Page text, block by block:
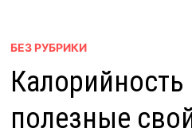
БЕЗ РУБРИКИ
Калорийность
полезные